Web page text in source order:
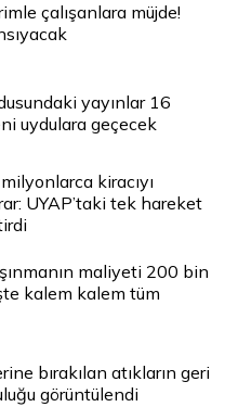
çalışanlara müjde!
yayınlar 16
uydulara geçecek
kiracıyı
UYAP’taki tek hareket
maliyeti 200 bin
kalem kalem tüm
bırakılan atıkların geri
görüntülendi